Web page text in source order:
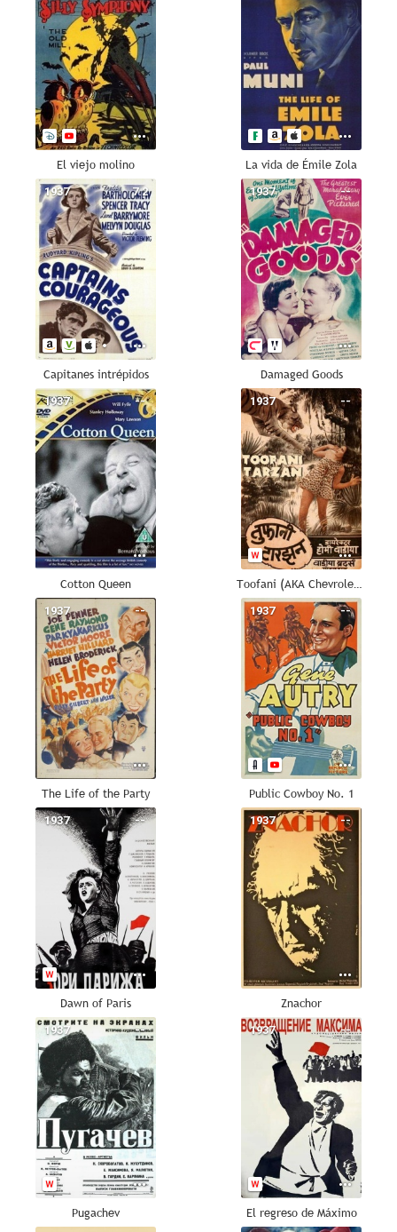
El viejo molino La vida de Émile Zola
7.2
1937
Capitanes intrépidos
--
1937
Damaged Goods
--
1937
Cotton Queen
--
1937
Toofani (AKA Chevrolet 1936) (AKA Toofani Tarzan)
--
1937
The Life of the Party
--
1937
Public Cowboy No. 1
--
1937
Dawn of Paris
--
1937
Znachor
--
1937
Pugachev
--
1937
El regreso de Máximo